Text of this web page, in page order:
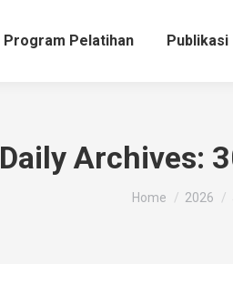
Program Pelatihan Publikasi
Daily Archives:
You are here:
Home 2026